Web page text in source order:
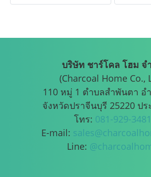
บริษัท ชาร์โคล โฮม จ
(Charcoal Home Co.,
110 หมู่ 1 ตำบลสำพันตา อ
จังหวัดปราจีนบุรี 25220 ปร
โทร: 081-929-3481
E-mail:
Line: